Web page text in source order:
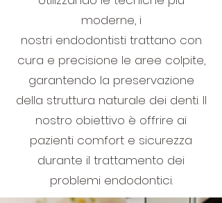
moderne, i
nostri endodontisti trattano con
cura e precisione le aree colpite,
garantendo la preservazione
della struttura naturale dei denti. Il
nostro obiettivo è offrire ai
pazienti comfort e sicurezza
durante il trattamento dei
problemi endodontici.